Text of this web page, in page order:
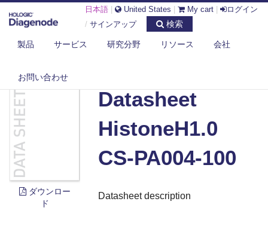
日本語 United States My cart
ログイン
/ サインアップ 検索
製品 サービス 研究分野 リソース 会社
お問い合わせ
DIAGENODE.COM
DOCUMENTS
ダウンロー
ド
Datasheet
HistoneH1.0
CS-PA004-100
Datasheet description